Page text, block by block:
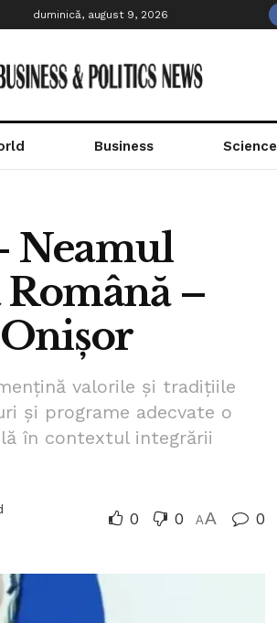
duminică, august 9, 2026
Business Science
Neamul
–
valorile și tradițiile
și programe adecvate o
în contextul integrării
0 0 AA 0